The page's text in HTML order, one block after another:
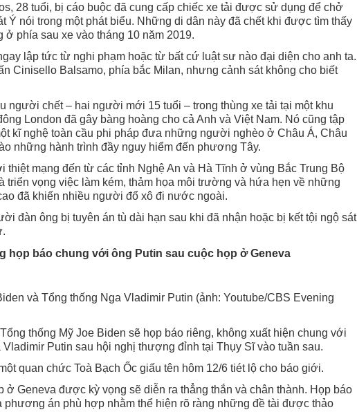
28 tuổi, bị cáo buộc đã cung cấp chiếc xe tải được sử dụng để chở
Ý nói trong một phát biểu. Những di dân này đã chết khi được tìm thấy
ở phía sau xe vào tháng 10 năm 2019.
lập tức từ nghi phạm hoặc từ bất cứ luật sư nào đại diện cho anh ta.
Cinisello Balsamo, phía bắc Milan, nhưng cảnh sát không cho biết
người chết – hai người mới 15 tuổi – trong thùng xe tải tại một khu
London đã gây bàng hoàng cho cả Anh và Việt Nam. Nó cũng tập
kĩ nghệ toàn cầu phi pháp đưa những người nghèo ở Châu Á, Châu
những hành trình đầy nguy hiểm đến phương Tây.
thiệt mạng đến từ các tỉnh Nghệ An và Hà Tĩnh ở vùng Bắc Trung Bộ
triển vọng việc làm kém, thảm họa môi trường và hứa hẹn về những
đã khiến nhiều người đổ xô đi nước ngoài.
đàn ông bị tuyên án tù dài hạn sau khi đã nhận hoặc bị kết tội ngộ sát
họp báo chung với ông Putin sau cuộc họp ở Geneva
và Tổng thống Nga Vladimir Putin (ảnh: Youtube/CBS Evening
thống Mỹ Joe Biden sẽ họp báo riêng, không xuất hiện chung với
Putin sau hội nghị thượng đỉnh tại Thụy Sĩ vào tuần sau.
quan chức Toà Bạch Ốc giấu tên hôm 12/6 tiét lộ cho báo giới.
ở Geneva được kỳ vọng sẽ diễn ra thẳng thắn và chân thành. Họp báo
phương án phù hợp nhằm thể hiện rõ ràng những đề tài được thảo